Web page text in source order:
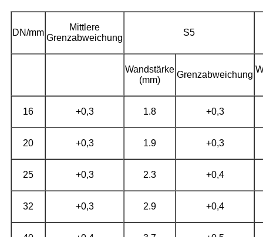
DN/mm
Mittlere
Grenzabweichung
S5
Wandstärke
(mm)
Grenzabweichung
16 +0,3 1.8 +0,3
20 +0,3 1.9 +0,3
25 +0,3 2.3 +0,4
32 +0,3 2.9 +0,4